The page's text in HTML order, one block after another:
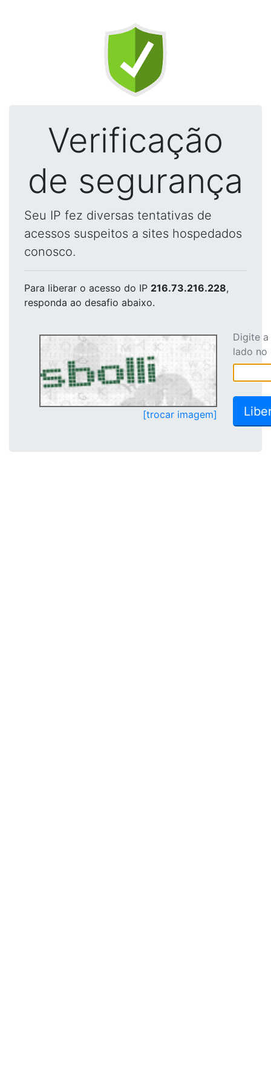
Verificação
de segurança
Seu IP fez diversas tentativas de
acessos suspeitos a sites hospedados
conosco.
Para liberar o acesso do IP 216.73.216.228,
responda ao desafio abaixo.
[trocar imagem]
Digite
lado no